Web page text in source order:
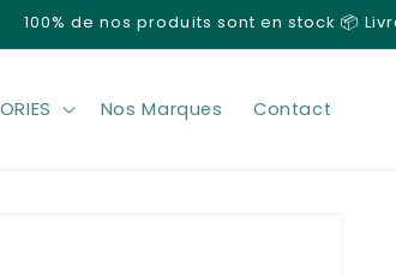
100% de nos produits sont en stock 📦
Nos Marques Contact